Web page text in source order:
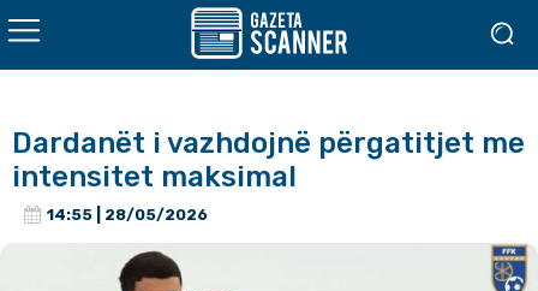
Dardanët i vazhdojnë përgatitjet me
intensitet maksimal
14:55 | 28/05/2026